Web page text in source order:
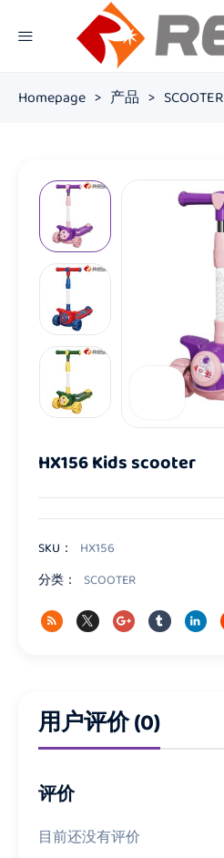
Homepage > 产品 > SCOOTER
HX156 Kids scooter
SKU：
HX156
分类：
SCOOTER
用户评价 (0)
评价
目前还没有评价